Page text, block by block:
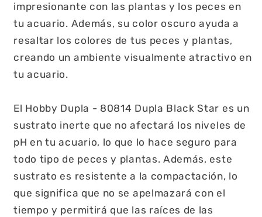
impresionante con las plantas y los peces en
tu acuario. Además, su color oscuro ayuda a
resaltar los colores de tus peces y plantas,
creando un ambiente visualmente atractivo en
tu acuario.
El Hobby Dupla - 80814 Dupla Black Star es un
sustrato inerte que no afectará los niveles de
pH en tu acuario, lo que lo hace seguro para
todo tipo de peces y plantas. Además, este
sustrato es resistente a la compactación, lo
que significa que no se apelmazará con el
tiempo y permitirá que las raíces de las